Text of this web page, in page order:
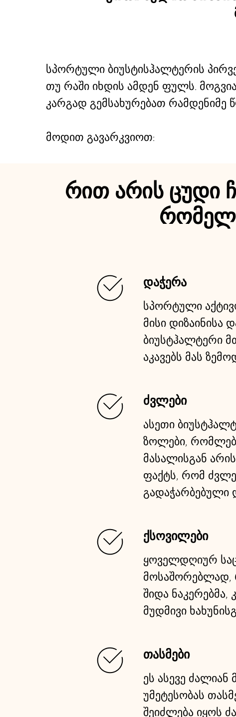
სპორტული ბიუსტისჰალტერის
თუ რაში იხდის ამდენ ფულს.
კარგად გემსახურებათ რამდენიმე
მოდით გავარკვიოთ:
რით არის ცუდი
დაჭერა
სპორტული
მისი დიზაინისა
ბიუსტჰალტერი
აკავებს მას
ძვლები
ასეთი
ზოლები,
მასალისგან
ფაქტს, რომ
გადაჭარბებული
ქსოვილები
ყოველდღიურ
მოსაშორებლად,
შიდა ნაკერებმა,
მუდმივი
თასმები
ეს ასევე
უმეტესობას
შეიძლება იყოს